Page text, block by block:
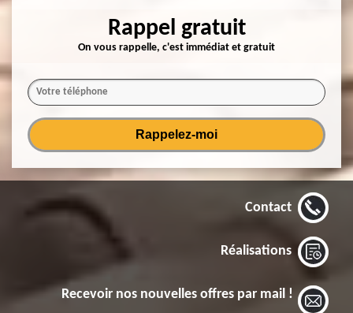
Rappel gratuit
On vous rappelle, c'est immédiat et gratuit
Contact
Réalisations
Recevoir nos nouvelles offres par mail !